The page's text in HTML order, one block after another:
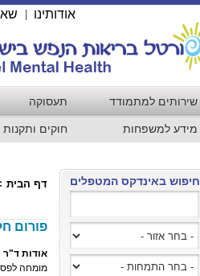
אודותינו
שירותים למתמודד תעסוקה
מידע למשפחות חוקים ותקנות
חיפוש באינדקס המטפלים דף הבית
פורום
אודות ד"ר
מומחה